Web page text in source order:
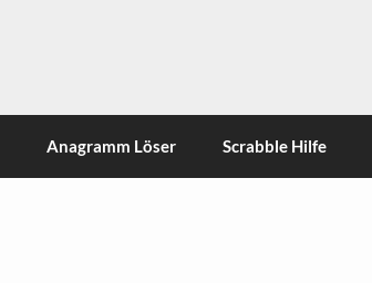
Anagramm Löser Scrabble Hilfe